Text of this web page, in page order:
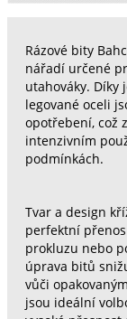
Rázové bity
nářadí určené
utahováky. Díky
legované oceli
opotřebení, což
intenzivním
podmínkách.
Tvar a design
perfektní
prokluzu nebo
úprava bitů
vůči
jsou ideální